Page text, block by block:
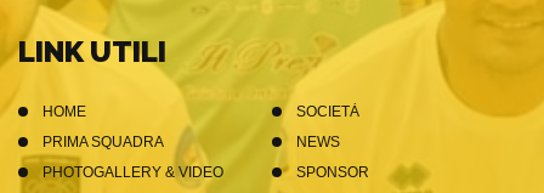
LINK UTILI
HOME
SOCIETÀ
PRIMA SQUADRA
NEWS
PHOTOGALLERY & VIDEO
SPONSOR